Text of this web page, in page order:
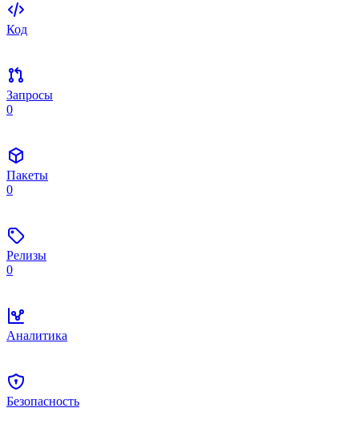
Код
Запросы
0
Пакеты
0
Релизы
0
Аналитика
Безопасность